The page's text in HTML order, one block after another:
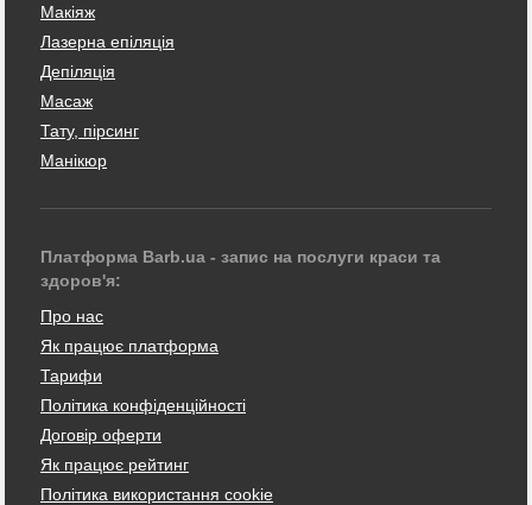
Макіяж
Лазерна епіляція
Депіляція
Масаж
Тату, пірсинг
Манікюр
Платформа Barb.ua - запис на послуги краси та
здоров'я:
Про нас
Як працює платформа
Тарифи
Політика конфіденційності
Договір оферти
Як працює рейтинг
Політика використання cookie